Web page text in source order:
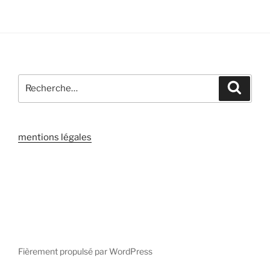
pour
mentions légales
Fièrement propulsé par WordPress